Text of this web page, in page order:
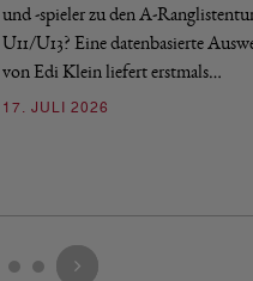
und -spieler zu den A-
U11/U13? Eine datenbasierte
von Edi Klein liefert erstmals…
17. JULI 2026